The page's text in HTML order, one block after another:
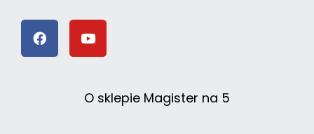
O sklepie Magister na 5